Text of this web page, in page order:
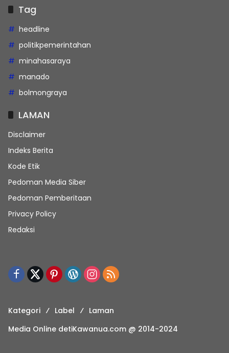
Tag
headline
politikpemerintahan
minahasaraya
manado
bolmongraya
LAMAN
Disclaimer
Indeks Berita
Kode Etik
Pedoman Media Siber
Pedoman Pemberitaan
Privacy Policy
Redaksi
Kategori Label
Laman
Media Online detiKawanua.com @ 2014-2024